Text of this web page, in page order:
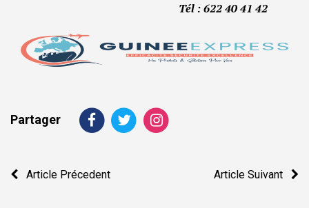
Tél : 622 40 41 42
Partager
Navigation
Article Précedent Article Suivant